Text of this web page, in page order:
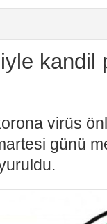
kandil
virüs
günü